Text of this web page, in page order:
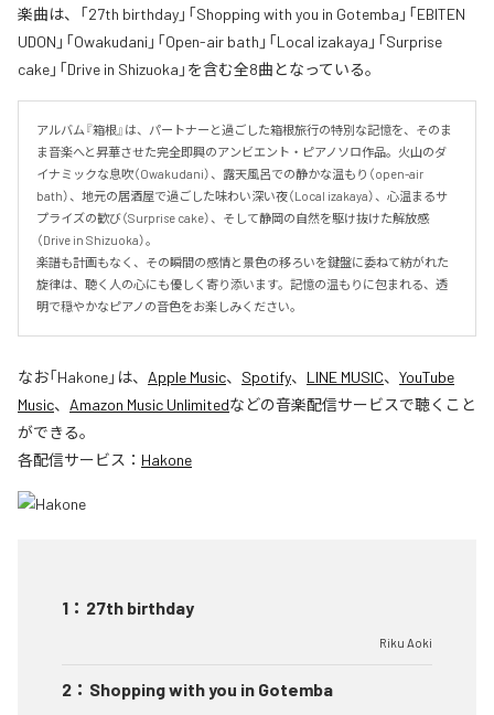
楽曲は、「27th birthday」「Shopping with you in Gotemba」「EBITEN
UDON」「Owakudani」「Open-air bath」「Local izakaya」「Surprise
cake」「Drive in Shizuoka」を含む全8曲となっている。
アルバム『箱根』は、パートナーと過ごした箱根旅行の特別な記憶を、そのま
ま音楽へと昇華させた完全即興のアンビエント・ピアノソロ作品。火山のダ
イナミックな息吹（Owakudani）、露天風呂での静かな温もり（open-air
bath）、地元の居酒屋で過ごした味わい深い夜（Local izakaya）、心温まるサ
プライズの歓び（Surprise cake）、そして静岡の自然を駆け抜けた解放感
（Drive in Shizuoka）。
楽譜も計画もなく、その瞬間の感情と景色の移ろいを鍵盤に委ねて紡がれた
旋律は、聴く人の心にも優しく寄り添います。記憶の温もりに包まれる、透
明で穏やかなピアノの音色をお楽しみください。
なお「Hakone」は、 Apple Music、 Spotify、 LINE MUSIC、 YouTube
Music、 Amazon Music Unlimitedなどの音楽配信サービスで聴くこと
ができる。
各配信サービス： Hakone
1 ： 27th birthday
Riku Aoki
2 ： Shopping with you in Gotemba